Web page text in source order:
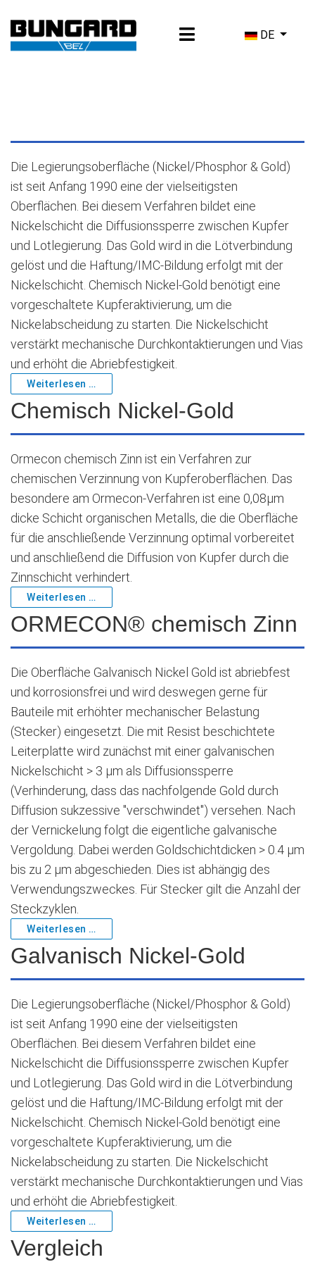
Sprache
DE
Chemisch Nickel-Gold
Die Legierungsoberfläche (Nickel/Phosphor & Gold)
ist seit Anfang 1990 eine der vielseitigsten
Oberflächen. Bei diesem Verfahren bildet eine
Nickelschicht die Diffusionssperre zwischen Kupfer
und Lotlegierung. Das Gold wird in die Lötverbindung
gelöst und die Haftung/IMC-Bildung erfolgt mit der
Nickelschicht. Chemisch Nickel-Gold benötigt eine
vorgeschaltete Kupferaktivierung, um die
Nickelabscheidung zu starten. Die Nickelschicht
verstärkt mechanische Durchkontaktierungen und Vias
und erhöht die Abriebfestigkeit.
Weiterlesen …
ORMECON® chemisch Zinn
Ormecon chemisch Zinn ist ein Verfahren zur
chemischen Verzinnung von Kupferoberflächen. Das
besondere am Ormecon-Verfahren ist eine 0,08μm
dicke Schicht organischen Metalls, die die Oberfläche
für die anschließende Verzinnung optimal vorbereitet
und anschließend die Diffusion von Kupfer durch die
Zinnschicht verhindert.
Weiterlesen …
Galvanisch Nickel-Gold
Die Oberfläche Galvanisch Nickel Gold ist abriebfest
und korrosionsfrei und wird deswegen gerne für
Bauteile mit erhöhter mechanischer Belastung
(Stecker) eingesetzt. Die mit Resist beschichtete
Leiterplatte wird zunächst mit einer galvanischen
Nickelschicht > 3 μm als Diffusionssperre
(Verhinderung, dass das nachfolgende Gold durch
Diffusion sukzessive "verschwindet") versehen. Nach
der Vernickelung folgt die eigentliche galvanische
Vergoldung. Dabei werden Goldschichtdicken > 0.4 μm
bis zu 2 μm abgeschieden. Dies ist abhängig des
Verwendungszweckes. Für Stecker gilt die Anzahl der
Steckzyklen.
Weiterlesen …
Vergleich
Die Legierungsoberfläche (Nickel/Phosphor & Gold)
ist seit Anfang 1990 eine der vielseitigsten
Oberflächen. Bei diesem Verfahren bildet eine
Nickelschicht die Diffusionssperre zwischen Kupfer
und Lotlegierung. Das Gold wird in die Lötverbindung
gelöst und die Haftung/IMC-Bildung erfolgt mit der
Nickelschicht. Chemisch Nickel-Gold benötigt eine
vorgeschaltete Kupferaktivierung, um die
Nickelabscheidung zu starten. Die Nickelschicht
verstärkt mechanische Durchkontaktierungen und Vias
und erhöht die Abriebfestigkeit.
Weiterlesen …